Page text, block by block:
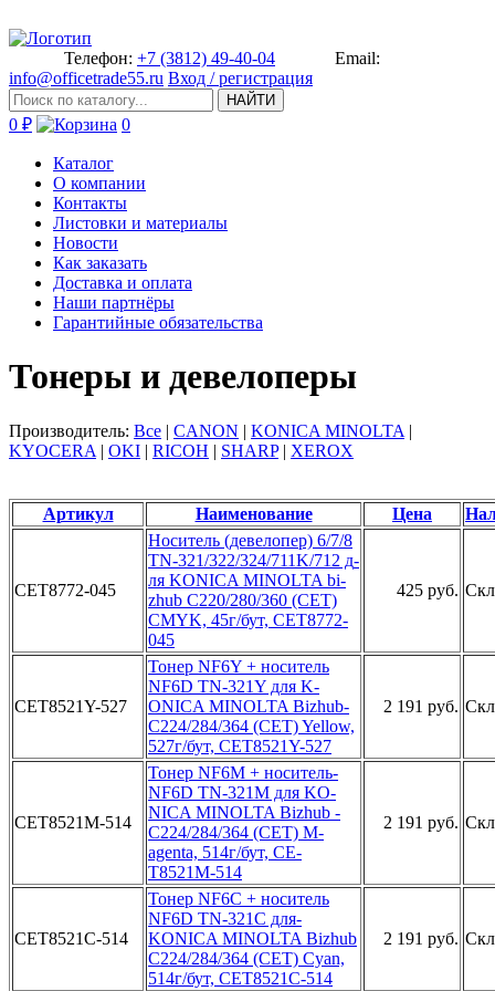
Телефон: +7 (3812) 49-40-04
Email:
info@officetrade55.ru Вход / регистрация
НАЙТИ
0 ₽ 0
Каталог
О компании
Контакты
Листовки и материалы
Новости
Как заказать
Доставка и оплата
Наши партнёры
Гарантийные обязательства
Тонеры и девелоперы
Производитель: Все | CANON | KONICA MINOLTA |
KYOCERA | OKI | RICOH | SHARP| XEROX
Артикул Наименование Цена
CET8772-045
Но­ситель (де­велопер) 6­/7/8
TN-32­1/322/324/­711K/712 д­
ля KONICA ­MINOLTA bi­
zhub C220/­280/360 (C­ET)
CMYK, ­45г/бут, C­ET8772-
045­
425 руб.
CET8521Y-527
­
Тонер NF6Y­ + носител­ь
NF6D TN-­321Y для K­
ONICA MINO­LTA Bizhub­
C224/284/­364 (CET) ­Yellow,
52­7г/бут, CE­T8521Y-527­
2 191 руб.
CET8521M-514
Т­онер NF6M ­+ носитель­
NF6D TN-3­21M для KO­
NICA MINOL­TA Bizhub ­
C224/284/3­64 (CET) M­
agenta, 51­4г/бут, CE­
T8521M-514­
2 191 руб.
CET8521C-514
Тонер NF­6C + носит­ель
NF6D T­N-321C для­
KONICA MI­NOLTA Bizh­ub
C224/28­4/364 (CET­) Cyan,
51­4г/бут, CE­T8521C-514­
2 191 руб.